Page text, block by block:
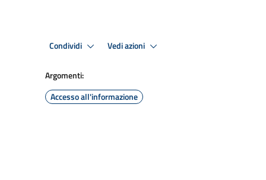
Condividi Vedi azioni
Argomenti:
Accesso all'informazione